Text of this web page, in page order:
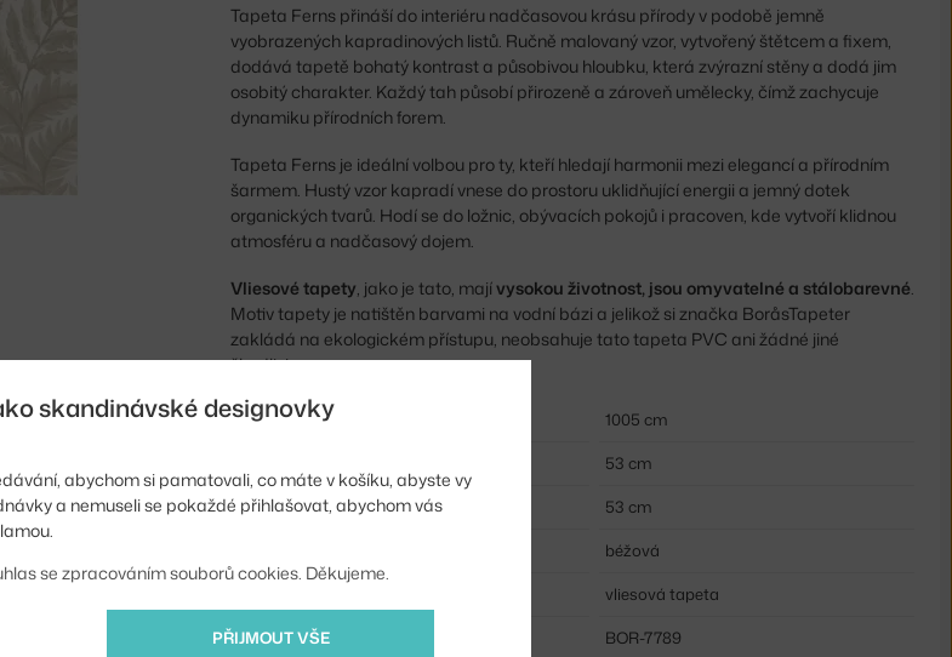
Tapeta Ferns přináší do interiéru nadčasovou krásu přírody v podobě jemně
vyobrazených kapradinových listů. Ručně malovaný vzor, vytvořený štětcem a fixem,
dodává tapetě bohatý kontrast a působivou hloubku, která zvýrazní stěny a dodá jim
osobitý charakter. Každý tah působí přirozeně a zároveň umělecky, čímž zachycuje
dynamiku přírodních forem.
Tapeta Ferns je ideální volbou pro ty, kteří hledají harmonii mezi elegancí a přírodním
šarmem. Hustý vzor kapradí vnese do prostoru uklidňující energii a jemný dotek
organických tvarů. Hodí se do ložnic, obývacích pokojů i pracoven, kde vytvoří klidnou
atmosféru a nadčasový dojem.
Vliesové tapety, jako je tato, majívysokou životnost, jsou omyvatelné a stálobarevné.
Motiv tapety je natištěn barvami na vodní bázi a jelikož si značka BoråsTapeter
zakládá na ekologickém přístupu, neobsahuje tato tapeta PVC ani žádné jiné
škodliviny.
Výška:
1005 cm
53 cm
Šířka:
53 cm
béžová
vliesová tapeta
Kód produktu
BOR-7789
skandinávské designovky
abychom si pamatovali, co máte v košíku, abyste vy
a nemuseli se pokaždé přihlašovat, abychom vás
se zpracováním souborů cookies. Děkujeme.
PŘIJMOUT VŠE